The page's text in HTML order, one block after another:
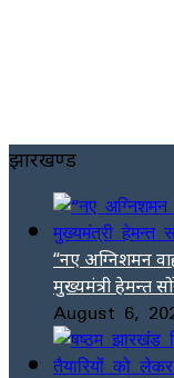
झारखण्ड
“नए अग्निशमन
मुख्यमंत्री हेमन्त
August 6,